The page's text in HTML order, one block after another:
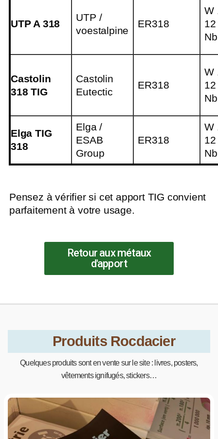
UTP A 318
UTP /
voestalpine
ER318
W
Nb
Castolin
318 TIG
Castolin
Eutectic
ER318
W
Nb
Elga TIG
318
Elga /
ESAB
Group
ER318
W
Nb
Pensez à vérifier si cet apport TIG convient
parfaitement à votre usage.
Retour aux métaux
d'apport
Produits Rocdacier
Quelques produits sont en vente sur le site : livres, posters,
vêtements ignifugés, stickers…